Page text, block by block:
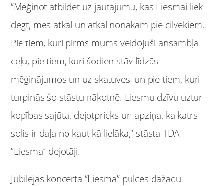
“Mēģinot atbildēt uz jautājumu, kas Liesmai liek
degt, mēs atkal un atkal nonākam pie cilvēkiem.
Pie tiem, kuri pirms mums veidojuši ansambļa
ceļu, pie tiem, kuri šodien stāv līdzās
mēģinājumos un uz skatuves, un pie tiem, kuri
turpinās šo stāstu nākotnē. Liesmu dzīvu uztur
kopības sajūta, dejotprieks un apziņa, ka katrs
solis ir daļa no kaut kā lielāka,” stāsta TDA
“Liesma” dejotāji.
Jubilejas koncertā “Liesma” pulcēs dažādu